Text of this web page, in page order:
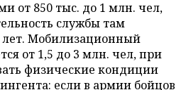
от 850 тыс. до 1 млн. чел,
службы там
лет. Мобилизационный
от 1,5 до 3 млн. чел, при
физические кондиции
если в армии бойцов